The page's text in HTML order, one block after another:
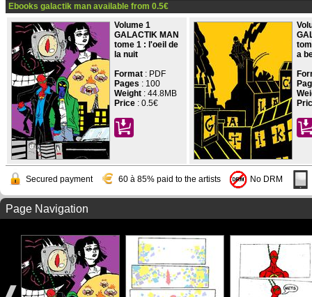
Ebooks galactik man available from 0.5€
Volume 1
GALACTIK MAN
tome 1 : l'oeil de
la nuit
Format : PDF
Pages : 100
Weight : 44.8MB
Price : 0.5€
a
Secured payment 60 à 85% paid to the artists No DRM
Page Navigation